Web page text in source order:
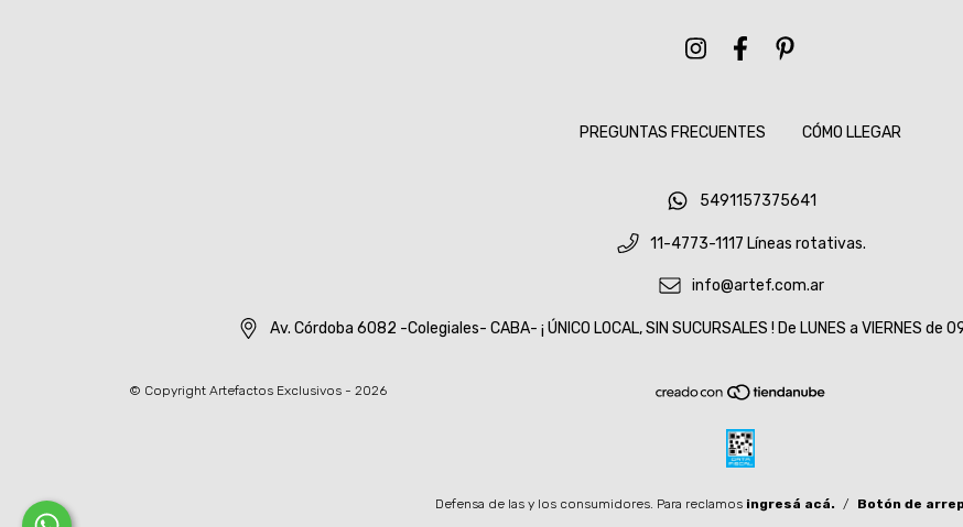
PREGUNTAS FRECUENTES CÓMO LLEGAR
5491157375641
11-4773-1117 Líneas rotativas.
info@artef.com.ar
Av. Córdoba 6082 -Colegiales- CABA- ¡ ÚNICO LOCAL, SIN SUCURSALES ! De LUNES a VIERNES de
© Copyright Artefactos Exclusivos - 2026
Defensa de las y los consumidores. Para reclamos ingresá acá. / Botón de